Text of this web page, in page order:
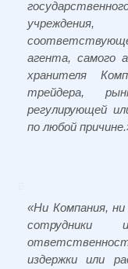
агента, самого
хранителя
трейдера,
регулирующей
по любой
«Ни Компания,
издержки или